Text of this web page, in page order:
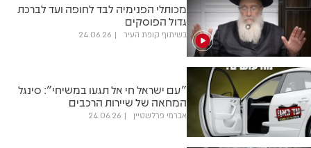
מכותלי הפנימיה לבד לחופה ועד לברכת
גדול הפוסקים
בשיתוף קופת העיר 24.06.26
"עם ישראל חי אל תגעו במשיחי": סינגל
המחאה של שיירות הרכבים
אברמי פרלשטיין 24.06.26